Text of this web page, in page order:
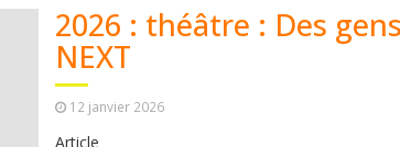
2026 : théâtre : Des
NEXT
12 janvier 2026
Article